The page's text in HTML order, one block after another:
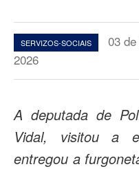
SERVIZOS-SOCIAIS
03
2026
A deputada de
Vidal, visitou a
entregou a